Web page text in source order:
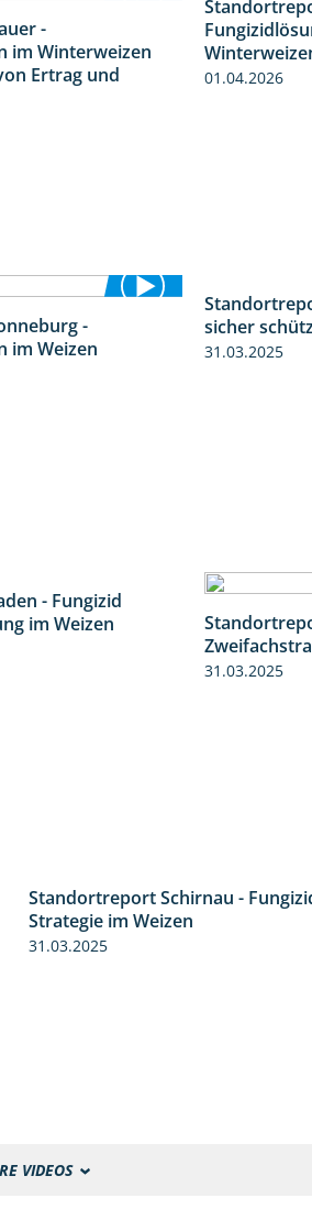
-
im Winterweizen
Ertrag und
01.04.2026
-
im Weizen
sicher
31.03.2025
- Fungizid
im Weizen
31.03.2025
Standortreport Schirnau - Fungizid
Strategie im Weizen
VIDEOS